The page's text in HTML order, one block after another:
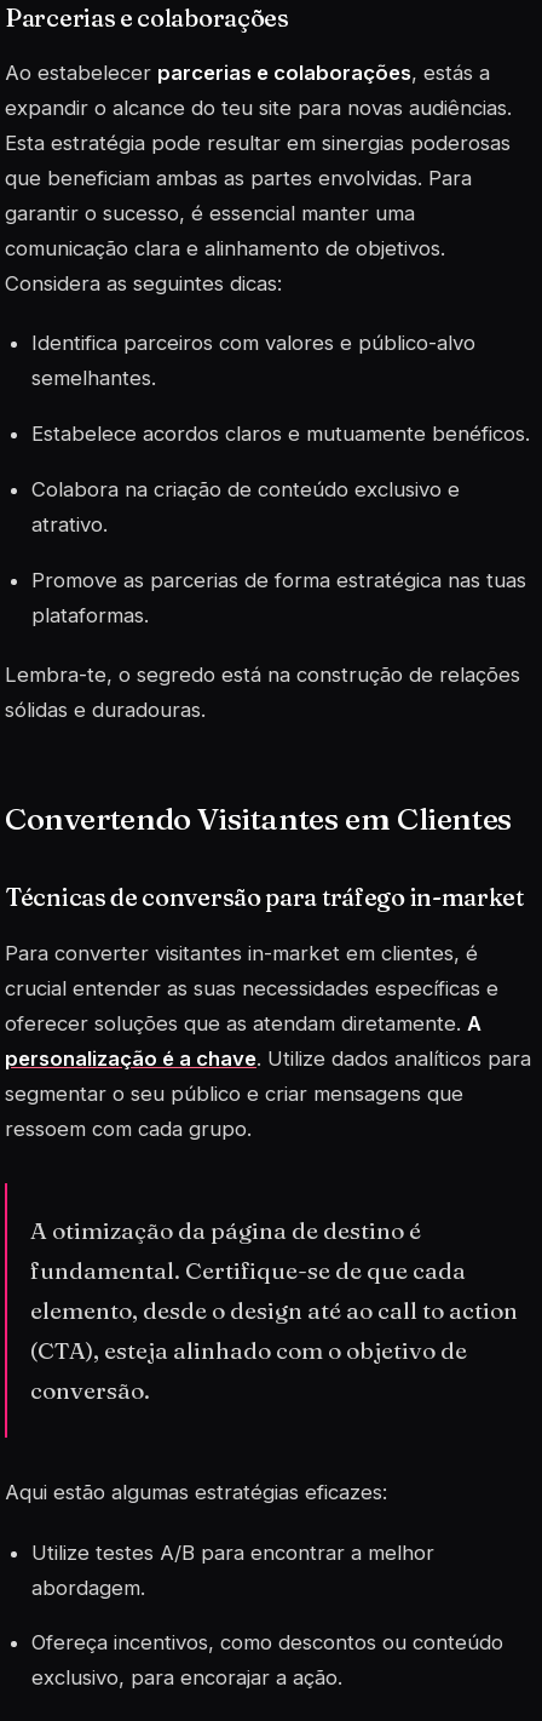
Parcerias e colaborações
Ao estabelecer parcerias e colaborações, estás a
expandir o alcance do teu site para novas audiências.
Esta estratégia pode resultar em sinergias poderosas
que beneficiam ambas as partes envolvidas. Para
garantir o sucesso, é essencial manter uma
comunicação clara e alinhamento de objetivos.
Considera as seguintes dicas:
Identifica parceiros com valores e público-alvo
semelhantes.
Estabelece acordos claros e mutuamente benéficos.
Colabora na criação de conteúdo exclusivo e
atrativo.
Promove as parcerias de forma estratégica nas tuas
plataformas.
Lembra-te, o segredo está na construção de relações
sólidas e duradouras.
Convertendo Visitantes em Clientes
Técnicas de conversão para tráfego in-market
Para converter visitantes in-market em clientes, é
crucial entender as suas necessidades específicas e
oferecer soluções que as atendam diretamente. A
personalização é a chave. Utilize dados analíticos para
segmentar o seu público e criar mensagens que
ressoem com cada grupo.
A otimização da página de destino é
fundamental. Certifique-se de que cada
elemento, desde o design até ao call to action
(CTA), esteja alinhado com o objetivo de
conversão.
Aqui estão algumas estratégias eficazes:
Utilize testes A/B para encontrar a melhor
abordagem.
Ofereça incentivos, como descontos ou conteúdo
exclusivo, para encorajar a ação.